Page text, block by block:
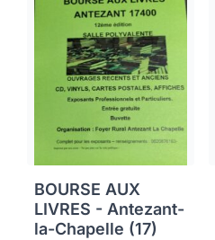
BOURSE AUX
LIVRES - Antezant-
la-Chapelle (17)